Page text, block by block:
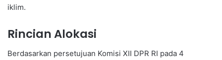
iklim.
Rincian Alokasi
Berdasarkan persetujuan Komisi XII DPR RI pada 4